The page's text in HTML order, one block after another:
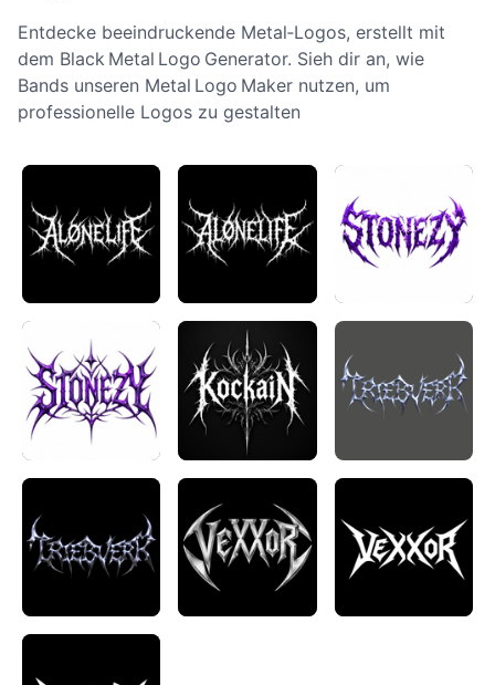
Entdecke beeindruckende Metal‑Logos, erstellt mit
dem Black Metal Logo Generator. Sieh dir an, wie
Bands unseren Metal Logo Maker nutzen, um
professionelle Logos zu gestalten